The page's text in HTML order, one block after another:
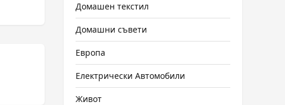
Домашен текстил
Домашни съвети
Европа
Електрически Автомобили
Живот